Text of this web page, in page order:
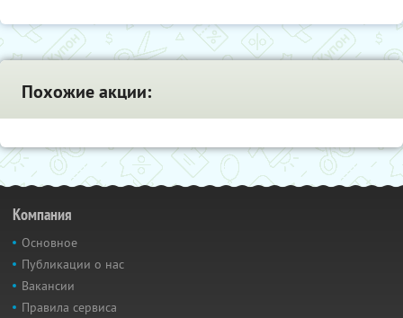
Похожие акции:
Компания
Основное
Публикации о нас
Вакансии
Правила сервиса